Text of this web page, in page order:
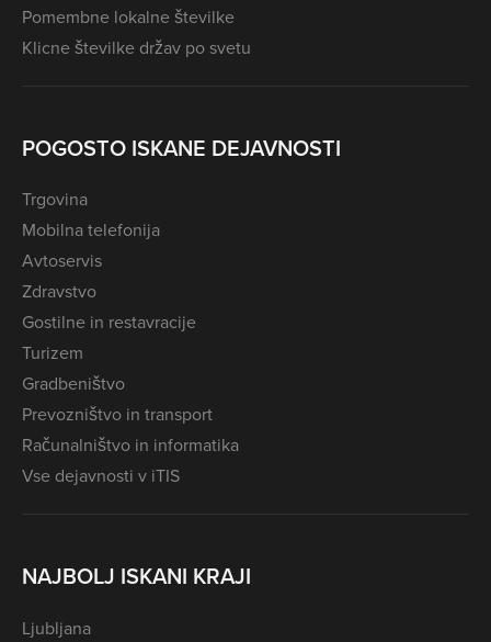
Pomembne lokalne številke
Klicne številke držav po svetu
POGOSTO ISKANE DEJAVNOSTI
Trgovina
Mobilna telefonija
Avtoservis
Zdravstvo
Gostilne in restavracije
Turizem
Gradbeništvo
Prevozništvo in transport
Računalništvo in informatika
Vse dejavnosti v iTIS
NAJBOLJ ISKANI KRAJI
Ljubljana